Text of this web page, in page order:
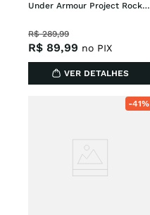
Under Armour Project Rock
R$ 289,99
R$ 89,99 no PIX
VER DETALHES
-41%